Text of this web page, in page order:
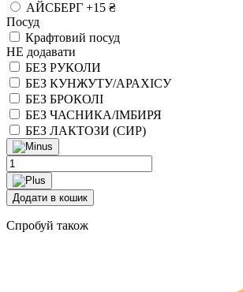
АЙСБЕРГ +15 ₴
Посуд
Крафтовий посуд
НЕ додавати
БЕЗ РУКОЛИ
БЕЗ КУНЖУТУ/АРАХІСУ
БЕЗ БРОКОЛІ
БЕЗ ЧАСНИКА/ІМБИРЯ
БЕЗ ЛАКТОЗИ (СИР)
Боул
з
лососем,
чукою
та
нутом
Додати в кошик
Cпробуй також